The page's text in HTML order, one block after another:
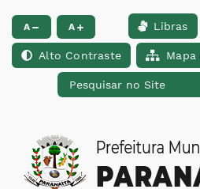
Ir para o conteúdo [alt+1] Ir para o
A A Libras
Alto Contraste